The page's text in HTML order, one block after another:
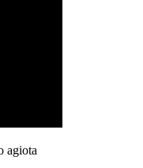
agiota